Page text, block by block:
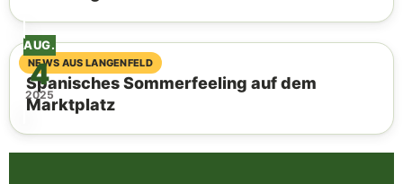
AUG.
4
2025
NEWS AUS LANGENFELD
06. August 2026
Spanisches Sommerfeeling auf dem
Marktplatz